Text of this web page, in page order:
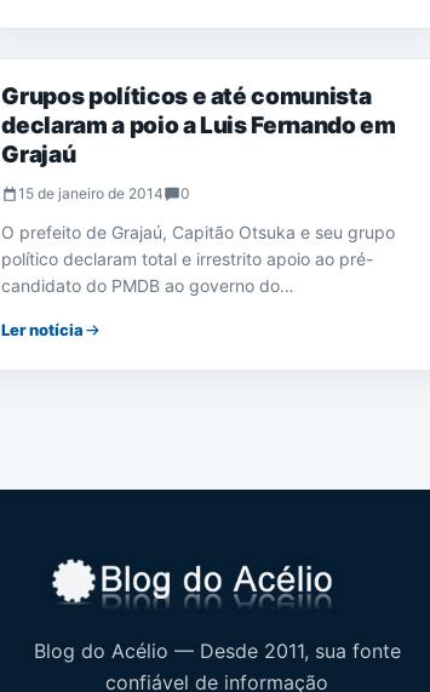
NOTÍCIAS
Grupos políticos e até comunista
declaram a poio a Luis Fernando em
Grajaú
15 de janeiro de 2014 0
O prefeito de Grajaú, Capitão Otsuka e seu grupo
político declaram total e irrestrito apoio ao pré-
candidato do PMDB ao governo do…
Ler notícia
Blog do Acélio — Desde 2011, sua fonte
confiável de informação